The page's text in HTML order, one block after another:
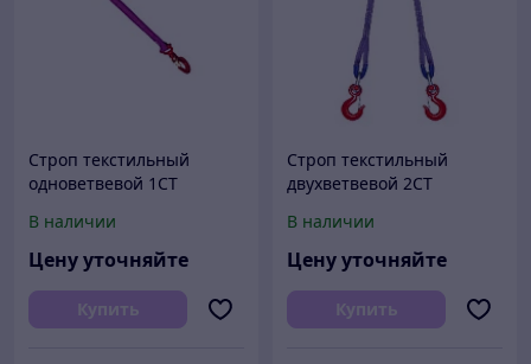
Строп текстильный
одноветвевой 1СТ
В наличии
Цену уточняйте
Купить
Строп текстильный
двухветвевой 2СТ
В наличии
Цену уточняйте
Купить